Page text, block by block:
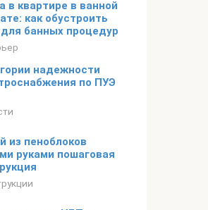
в квартире в ванной
как обустроить
для банных процедур
надежности
по ПУЭ
из пеноблоков
руками пошаговая